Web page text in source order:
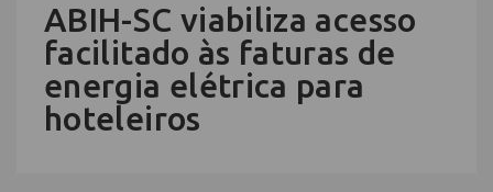
ABIH-SC viabiliza acesso
facilitado às faturas de
energia elétrica para
hoteleiros